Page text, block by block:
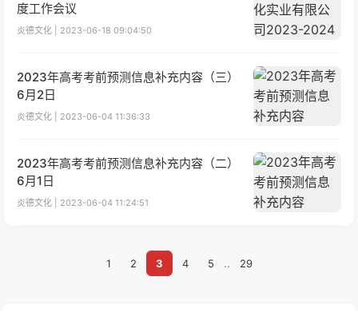
度工作会议
炎德文化 | 2023-06-18 09:04:50
2023年高考考前预测信息补充内容（三）
6月2日
炎德文化 | 2023-06-04 11:36:33
2023年高考考前预测信息补充内容（二）
6月1日
炎德文化 | 2023-06-04 11:24:51
1 2 3 4 5 .. 29